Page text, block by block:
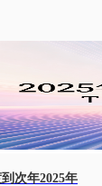
次年2025年